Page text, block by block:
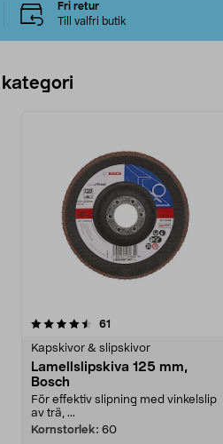
Fri retur
Till valfri butik
kategori
61
Kapskivor & slipskivor
Lamellslipskiva 125 mm,
Bosch
För effektiv slipning med vinkelslip
av trä, ...
Kornstorlek: 60
5.0 av 5 stjärnor